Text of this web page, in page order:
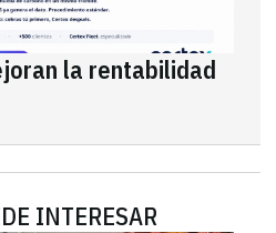
la rentabilidad
INTERESAR